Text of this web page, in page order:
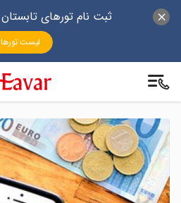
ثبت نام تورهای تابستان ۱۴۰۵ ایوار آغاز شد
لیست تورها